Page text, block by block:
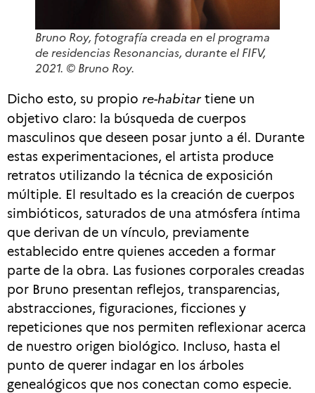
Bruno Roy, fotografía creada en el programa
de residencias Resonancias, durante el FIFV,
2021. © Bruno Roy.
Dicho esto, su propio re-habitartiene un
objetivo claro: la búsqueda de cuerpos
masculinos que deseen posar junto a él. Durante
estas experimentaciones, el artista produce
retratos utilizando la técnica de exposición
múltiple. El resultado es la creación de cuerpos
simbióticos, saturados de una atmósfera íntima
que derivan de un vínculo, previamente
establecido entre quienes acceden a formar
parte de la obra. Las fusiones corporales creadas
por Bruno presentan reflejos, transparencias,
abstracciones, figuraciones, ficciones y
repeticiones que nos permiten reflexionar acerca
de nuestro origen biológico. Incluso, hasta el
punto de querer indagar en los árboles
genealógicos que nos conectan como especie.